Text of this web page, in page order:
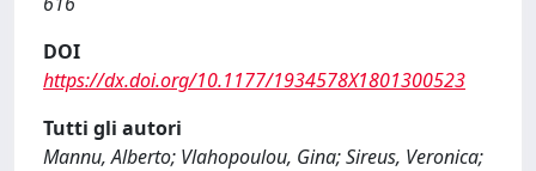
DOI
https://dx.doi.org/10.1177/1934578X1801300523
Tutti gli autori
Mannu, Alberto; Vlahopoulou, Gina; Sireus, Veronica;